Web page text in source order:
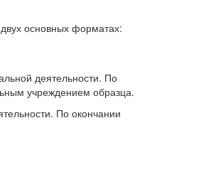
основных форматах:
деятельности. По
учреждением образца.
По окончании